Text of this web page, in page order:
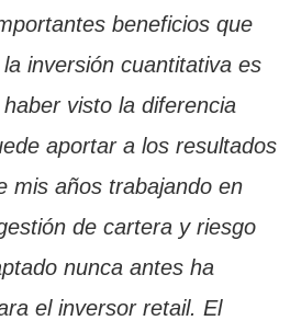
beneficios que
inversión cuantitativa es
visto la diferencia
aportar a los resultados
mis años trabajando en
de cartera y riesgo
nunca antes ha
el inversor retail. El